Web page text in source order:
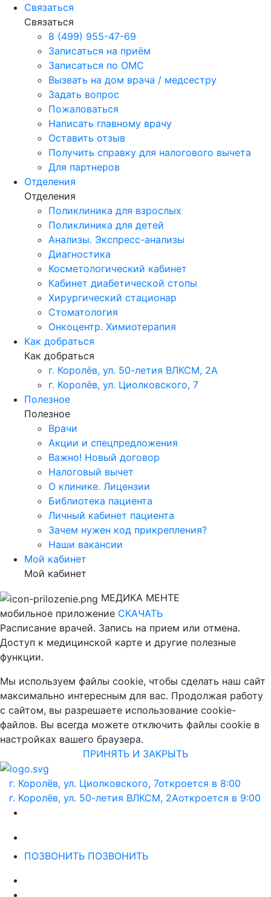
Связаться
Связаться
8 (499) 955-47-69
Записаться на приём
Записаться по ОМС
Вызвать на дом врача / медсестру
Задать вопрос
Пожаловаться
Написать главному врачу
Оставить отзыв
Получить справку для налогового вычета
Для партнеров
Отделения
Отделения
Поликлиника для взрослых
Поликлиника для детей
Анализы. Экспресс-анализы
Диагностика
Косметологический кабинет
Кабинет диабетической стопы
Хирургический стационар
Стоматология
Онкоцентр. Химиотерапия
Как добраться
Как добраться
г. Королёв, ул. 50-летия ВЛКСМ, 2А
г. Королёв, ул. Циолковского, 7
Полезное
Полезное
Врачи
Акции и спецпредложения
Важно! Новый договор
Налоговый вычет
О клинике. Лицензии
Библиотека пациента
Личный кабинет пациента
Зачем нужен код прикрепления?
Наши вакансии
Мой кабинет
Мой кабинет
МЕДИКА МЕНТЕ
мобильное приложение СКАЧАТЬ
Расписание врачей. Запись на прием или отмена.
Доступ к медицинской карте и другие полезные
функции.
Мы используем файлы cookie, чтобы сделать наш сайт
максимально интересным для вас. Продолжая работу
с сайтом, вы разрешаете использование cookie-
файлов. Вы всегда можете отключить файлы cookie в
настройках вашего браузера.
ПРИНЯТЬ И ЗАКРЫТЬ
г. Королёв, ул. Циолковского, 7откроется в 8:00
г. Королёв, ул. 50-летия ВЛКСМ, 2Аоткроется в 9:00
ПОЗВОНИТЬ ПОЗВОНИТЬ